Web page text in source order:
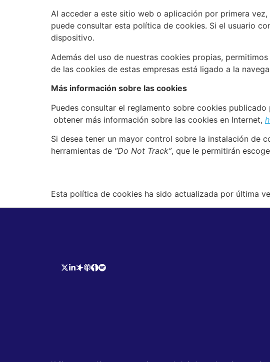
Al acceder a este sitio web o aplicación por primera
puede consultar esta política de cookies. Si el usuario
dispositivo.
Además del uso de nuestras cookies propias,
de las cookies de estas empresas está ligado a la
Más información sobre las cookies
Puedes consultar el reglamento sobre cookies
obtener más información sobre las cookies en Internet,
Si desea tener un mayor control sobre la instalación de
herramientas de “Do Not Track”, que le permitirán
Esta política de cookies ha sido actualizada por última